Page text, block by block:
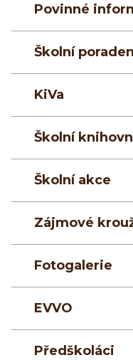
Povinné
Školní
KiVa
Školní
Školní akce
Zájmové
Fotogalerie
EVVO
Předškoláci